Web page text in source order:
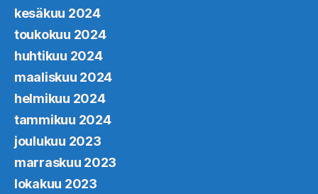
kesäkuu 2024
toukokuu 2024
huhtikuu 2024
maaliskuu 2024
helmikuu 2024
tammikuu 2024
joulukuu 2023
marraskuu 2023
lokakuu 2023